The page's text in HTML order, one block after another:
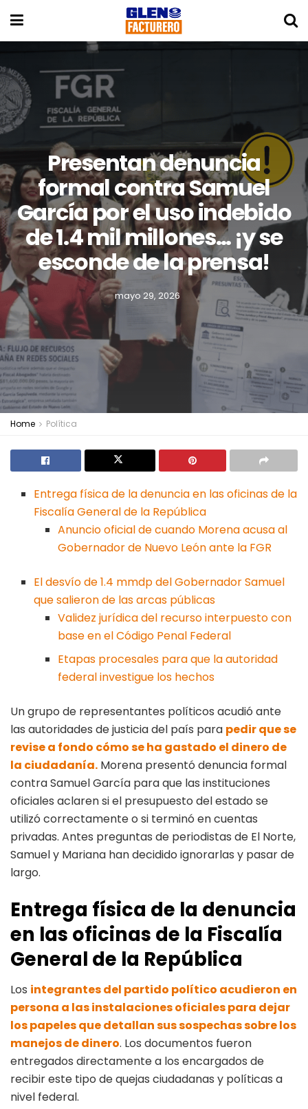
Presentan denuncia
formal contra Samuel
García por el uso indebido
de 1.4 mil millones… ¡y se
esconde de la prensa!
mayo 29, 2026
Home Política
Entrega física de la denuncia en las oficinas de la
Fiscalía General de la República
Anuncio oficial de cuando Morena acusa al
Gobernador de Nuevo León ante la FGR
El desvío de 1.4 mmdp del Gobernador Samuel
que salieron de las arcas públicas
Validez jurídica del recurso interpuesto con
base en el Código Penal Federal
Etapas procesales para que la autoridad
federal investigue los hechos
Un grupo de representantes políticos acudió ante
las autoridades de justicia del país para pedir que se
revise a fondo cómo se ha gastado el dinero de
la ciudadanía. Morena presentó denuncia formal
contra Samuel García para que las instituciones
oficiales aclaren si el presupuesto del estado se
utilizó correctamente o si terminó en cuentas
privadas. Antes preguntas de periodistas de El Norte,
Samuel y Mariana han decidido ignorarlas y pasar de
largo.
Entrega física de la denuncia
en las oficinas de la Fiscalía
General de la República
Los integrantes del partido político acudieron en
persona a las instalaciones oficiales para dejar
los papeles que detallan sus sospechas sobre los
manejos de dinero. Los documentos fueron
entregados directamente a los encargados de
recibir este tipo de quejas ciudadanas y políticas a
nivel federal.